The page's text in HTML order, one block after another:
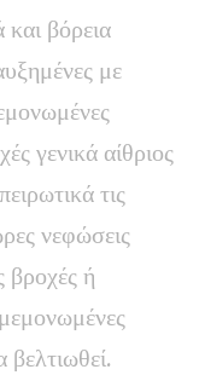
και βόρεια
με
γενικά αίθριος
τις
νεφώσεις
βροχές ή